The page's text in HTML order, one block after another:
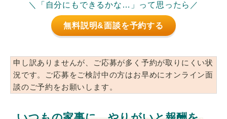
＼「自分にもできるかな…」って思ったら／
無料説明&面談を予約する
申し訳ありませんが、ご応募が多く予約が取りにくい状
況です。ご応募をご検討中の方はお早めにオンライン面
談のご予約をお願いします。